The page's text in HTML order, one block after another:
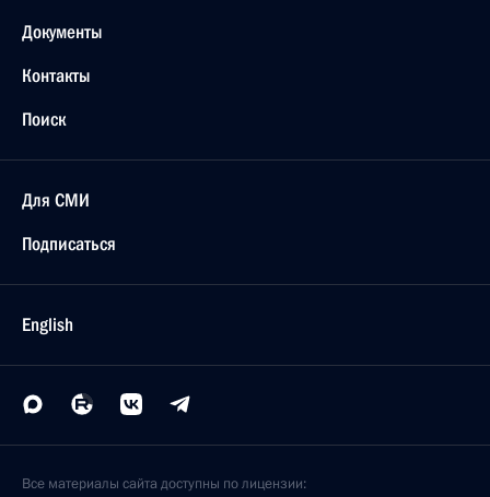
Документы
Контакты
Поиск
Для СМИ
Подписаться
English
Все материалы сайта доступны по лицензии: